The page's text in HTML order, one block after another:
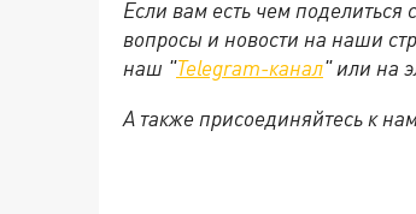
Если вам есть чем
вопросы и новости на наши
наш "Telegram-канал" или на
А также присоединяйтесь к